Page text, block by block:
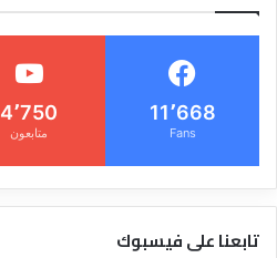
11٬668
Fans
4٬750
متابعون
تابعنا على فيسبوك